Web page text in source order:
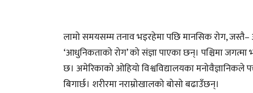
लामो समयसम्म तनाव भइरहेमा पछि मानसिक रोग,
‘आधुनिकताको रोग’ को संज्ञा पाएका छन्। पश्चिमा
छ। अमेरिकाको ओहियो विश्वविद्यालयका
बिगार्छ। शरीरमा नराम्रोखालको बोसो बढाउँछन्।